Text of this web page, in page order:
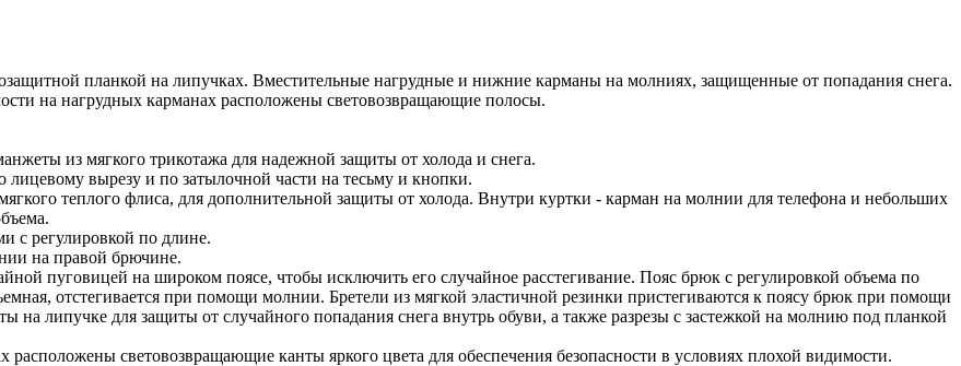
планкой на липучках. Вместительные нагрудные и нижние карманы на молниях, защищенные от попадания снега.
на нагрудных карманах расположены световозвращающие полосы.
из мягкого трикотажа для надежной защиты от холода и снега.
вырезу и по затылочной части на тесьму и кнопки.
теплого флиса, для дополнительной защиты от холода. Внутри куртки - карман на молнии для телефона и небольших
с регулировкой по длине.
на правой брючине.
пуговицей на широком поясе, чтобы исключить его случайное расстегивание. Пояс брюк с регулировкой объема по
отстегивается при помощи молнии. Бретели из мягкой эластичной резинки пристегиваются к поясу брюк при помощи
липучке для защиты от случайного попадания снега внутрь обуви, а также разрезы с застежкой на молнию под планкой
расположены световозвращающие канты яркого цвета для обеспечения безопасности в условиях плохой видимости.